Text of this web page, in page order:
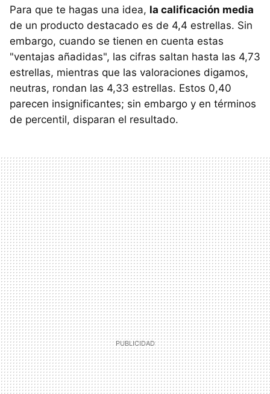
Para que te hagas una idea, la calificación media
de un producto destacado es de 4,4 estrellas. Sin
embargo, cuando se tienen en cuenta estas
"ventajas añadidas", las cifras saltan hasta las 4,73
estrellas, mientras que las valoraciones digamos,
neutras, rondan las 4,33 estrellas. Estos 0,40
parecen insignificantes; sin embargo y en términos
de percentil, disparan el resultado.